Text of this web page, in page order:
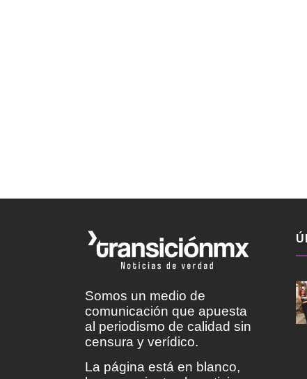
Somos un medio de
comunicación que apuesta
al periodismo de calidad sin
censura y verídico.
La página está en blanco,